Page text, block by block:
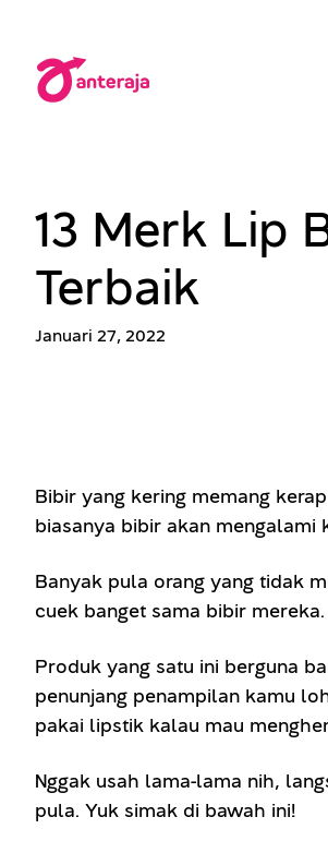
konten
13 Merk Lip
Terbaik
Januari 27, 2022
Bibir yang kering memang
biasanya bibir akan mengalami
Banyak pula orang yang tidak
cuek banget sama bibir
Produk yang satu ini berguna
penunjang penampilan kamu
pakai lipstik kalau mau
Nggak usah lama-lama nih,
pula. Yuk simak di bawah ini!